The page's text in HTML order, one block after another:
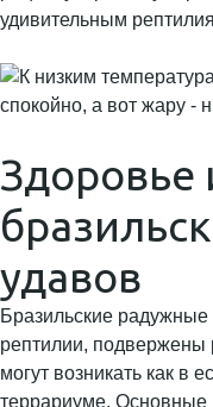
удивительным
Здоровье
удавов
Бразильские радужные
рептилии, подвержены
могут возникать как в
террариуме. Основные